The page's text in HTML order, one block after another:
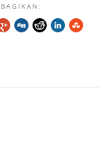
BAGIKAN: